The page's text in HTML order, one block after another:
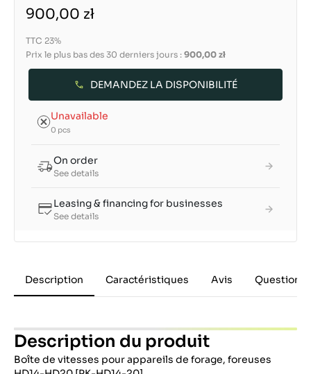
900,00 zł
TTC 23%
Prix le plus bas des 30 derniers jours : 900,00 zł
DEMANDEZ LA DISPONIBILITÉ
Unavailable
0 pcs
On order
See details
Leasing & financing for businesses
See details
Description Caractéristiques Avis Questions
Description du produit
Boîte de vitesses pour appareils de forage, foreuses